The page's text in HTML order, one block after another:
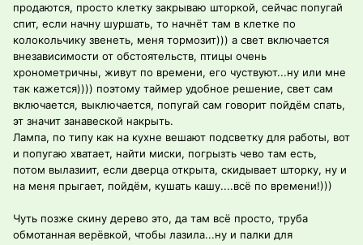
продаются, просто клетку закрываю шторкой, сейчас попугай
спит, если начну шуршать, то начнёт там в клетке по
колокольчику звенеть, меня тормозит))) а свет включается
внезависимости от обстоятельств, птицы очень
хронометричны, живут по времени, его чуствуют...ну или мне
так кажется)))) поэтому таймер удобное решение, свет сам
включается, выключается, попугай сам говорит пойдём спать,
эт значит занавеской накрыть.
Лампа, по типу как на кухне вешают подсветку для работы, вот
и попугаю хватает, найти миски, погрызть чево там есть,
потом вылазиит, если дверца открыта, скидывает шторку, ну и
на меня прыгает, пойдём, кушать кашу....всё по времени!)))
Чуть позже скину дерево это, да там всё просто, труба
обмотанная верёвкой, чтобы лазила...ну и палки для